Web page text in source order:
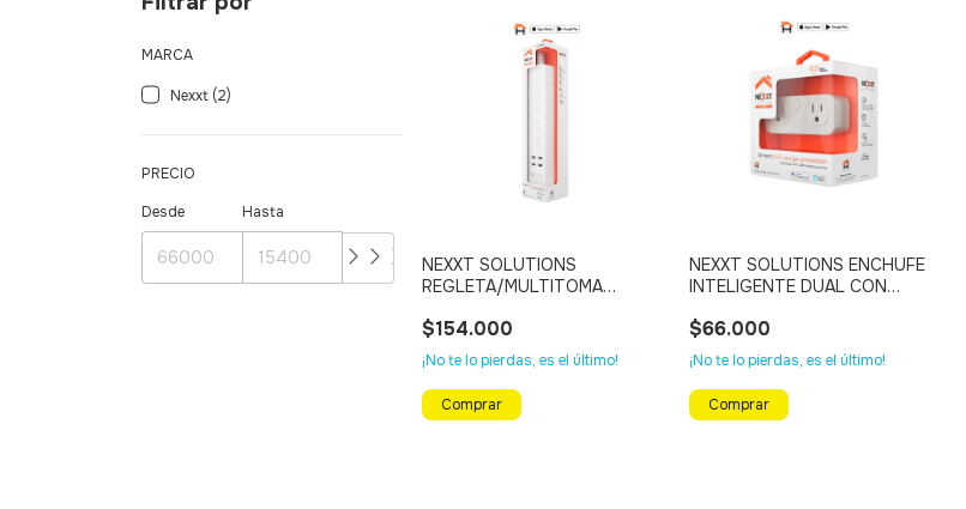
MARCA
Nexxt (2)
PRECIO
Desde
Hasta
NEXXT SOLUTIONS
REGLETA/MULTITOMA
INTERIOR
$154.000
¡No te lo pierdas, es el último!
NEXXT SOLUTIONS ENCHUFE
INTELIGENTE DUAL CON
EXTERIOR
$66.000
¡No te lo pierdas, es el último!